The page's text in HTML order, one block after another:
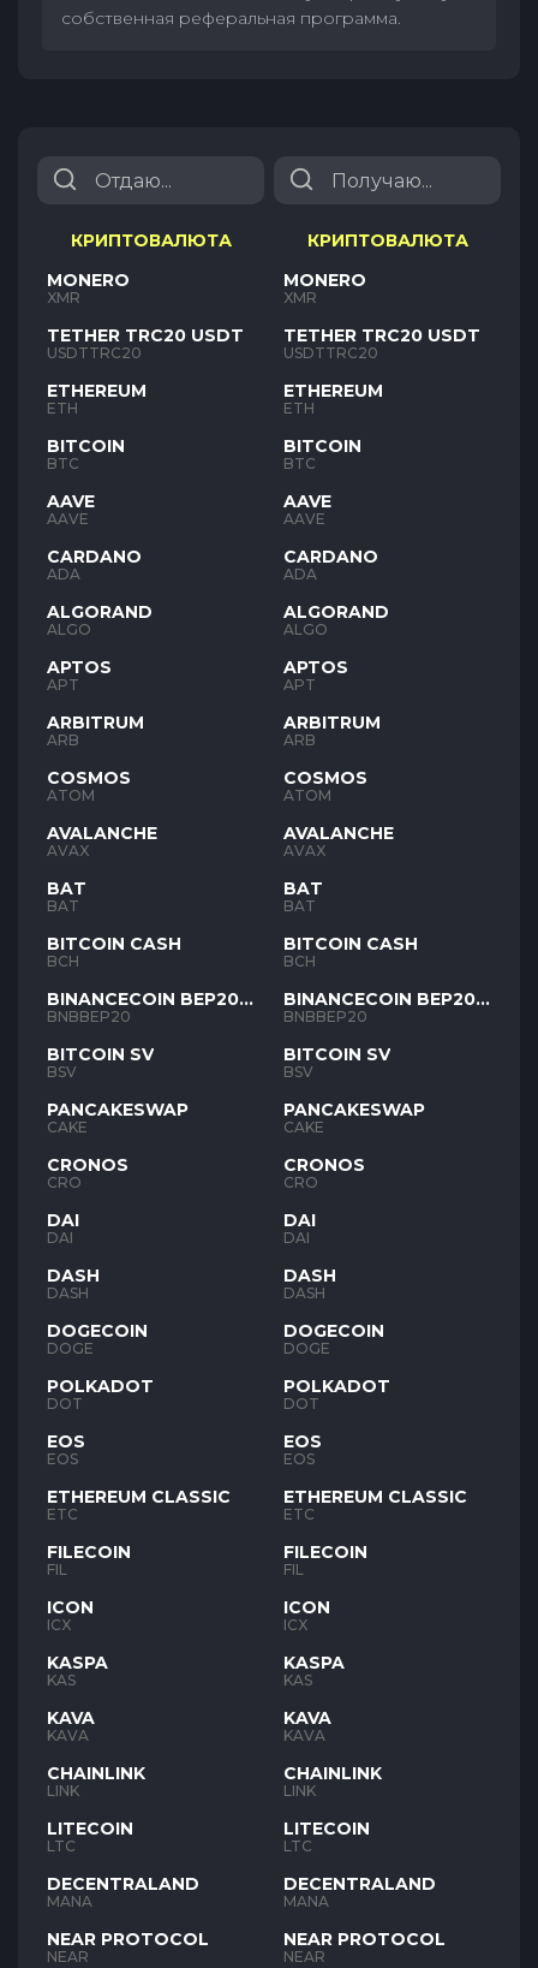
собственная реферальная программа.
КРИПТОВАЛЮТА
MONERO
XMR
TETHER TRC20 USDT
USDTTRC20
ETHEREUM
ETH
BITCOIN
BTC
AAVE
AAVE
CARDANO
ADA
ALGORAND
ALGO
APTOS
APT
ARBITRUM
ARB
COSMOS
ATOM
AVALANCHE
AVAX
BAT
BAT
BITCOIN CASH
BCH
BINANCECOIN BEP20
BNB
BNBBEP20
BITCOIN SV
BSV
PANCAKESWAP
CAKE
CRONOS
CRO
DAI
DAI
DASH
DASH
DOGECOIN
DOGE
POLKADOT
DOT
EOS
EOS
ETHEREUM CLASSIC
ETC
FILECOIN
FIL
ICON
ICX
KASPA
KAS
KAVA
KAVA
CHAINLINK
LINK
LITECOIN
LTC
DECENTRALAND
MANA
NEAR PROTOCOL
NEAR
КРИПТОВАЛЮТА
MONERO
XMR
TETHER TRC20 USDT
USDTTRC20
ETHEREUM
ETH
BITCOIN
BTC
AAVE
AAVE
CARDANO
ADA
ALGORAND
ALGO
APTOS
APT
ARBITRUM
ARB
COSMOS
ATOM
AVALANCHE
AVAX
BAT
BAT
BITCOIN CASH
BCH
BINANCECOIN BEP20
BNB
BNBBEP20
BITCOIN SV
BSV
PANCAKESWAP
CAKE
CRONOS
CRO
DAI
DAI
DASH
DASH
DOGECOIN
DOGE
POLKADOT
DOT
EOS
EOS
ETHEREUM CLASSIC
ETC
FILECOIN
FIL
ICON
ICX
KASPA
KAS
KAVA
KAVA
CHAINLINK
LINK
LITECOIN
LTC
DECENTRALAND
MANA
NEAR PROTOCOL
NEAR